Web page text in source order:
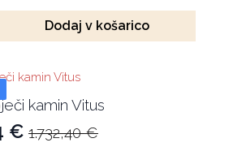
Dodaj v košarico
kamin Vitus
1.732,40€
€